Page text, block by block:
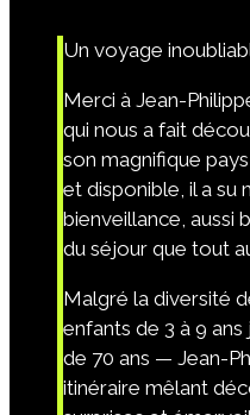
Un voyage
Merci à Jean-
qui nous a fait
son magnifique
et disponible, il a su
bienveillance, aussi
du séjour que tout
Malgré la diversité
enfants de 3 à 9 ans
de 70 ans — Jean-
itinéraire mêlant